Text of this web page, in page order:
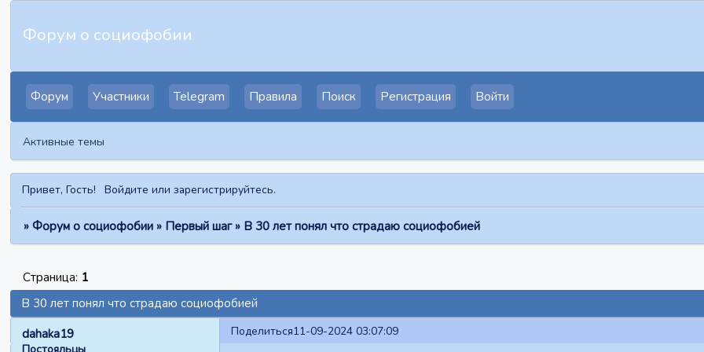
Форум о социофобии
Форум Участники Telegram Правила Поиск Регистрация Войти
Активные темы
Привет, Гость! Войдите илизарегистрируйтесь.
» Форум о социофобии » Первый шаг » В 30 лет понял что страдаю социофобией
В 30 лет понял что страдаю социофобией
Страница: 1
Поделиться11-09-2024 03:07:09
dahaka19